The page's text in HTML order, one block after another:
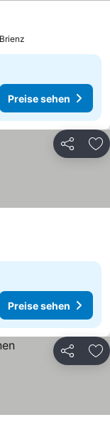
Preise sehen
Teilen
Preise sehen
Teilen